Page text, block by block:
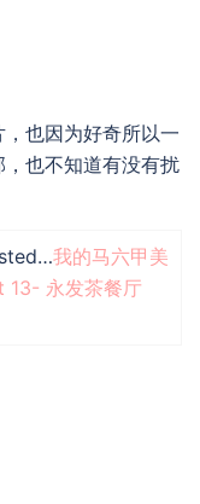
也因为好奇所以一
也不知道有没有扰
我的马六甲美
永发茶餐厅